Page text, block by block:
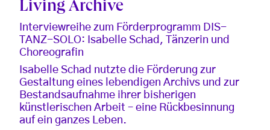
Living Archive
Interviewreihe zum Förderprogramm DIS-
TANZ-SOLO: Isabelle Schad, Tänzerin und
Choreografin
Isabelle Schad nutzte die Förderung zur
Gestaltung eines lebendigen Archivs und zur
Bestandsaufnahme ihrer bisherigen
künstlerischen Arbeit – eine Rückbesinnung
auf ein ganzes Leben.